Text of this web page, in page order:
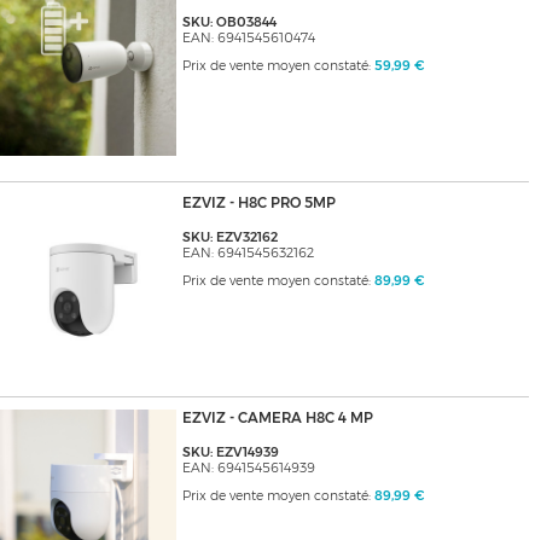
SKU: OB03844
EAN: 6941545610474
Prix de vente moyen constaté: 59,99 €
EZVIZ - H8C PRO 5MP
SKU: EZV32162
EAN: 6941545632162
Prix de vente moyen constaté: 89,99 €
EZVIZ - CAMERA H8C 4 MP
SKU: EZV14939
EAN: 6941545614939
Prix de vente moyen constaté: 89,99 €